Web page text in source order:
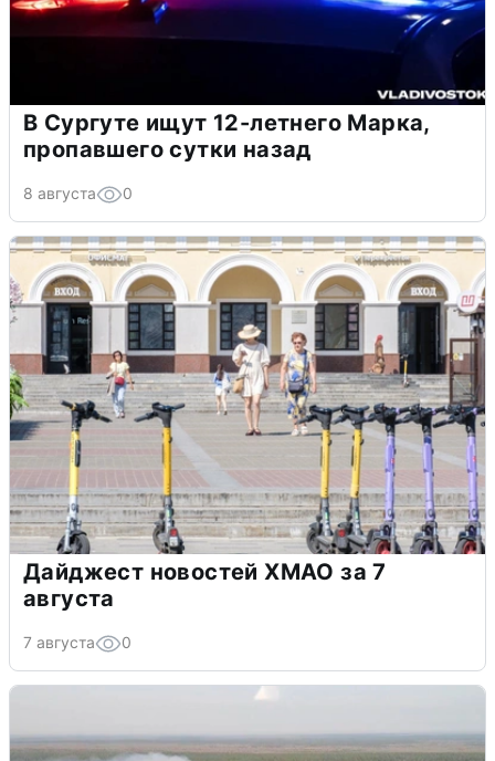
В Сургуте ищут 12-летнего Марка,
пропавшего сутки назад
8 августа 0
Дайджест новостей ХМАО за 7
августа
7 августа 0